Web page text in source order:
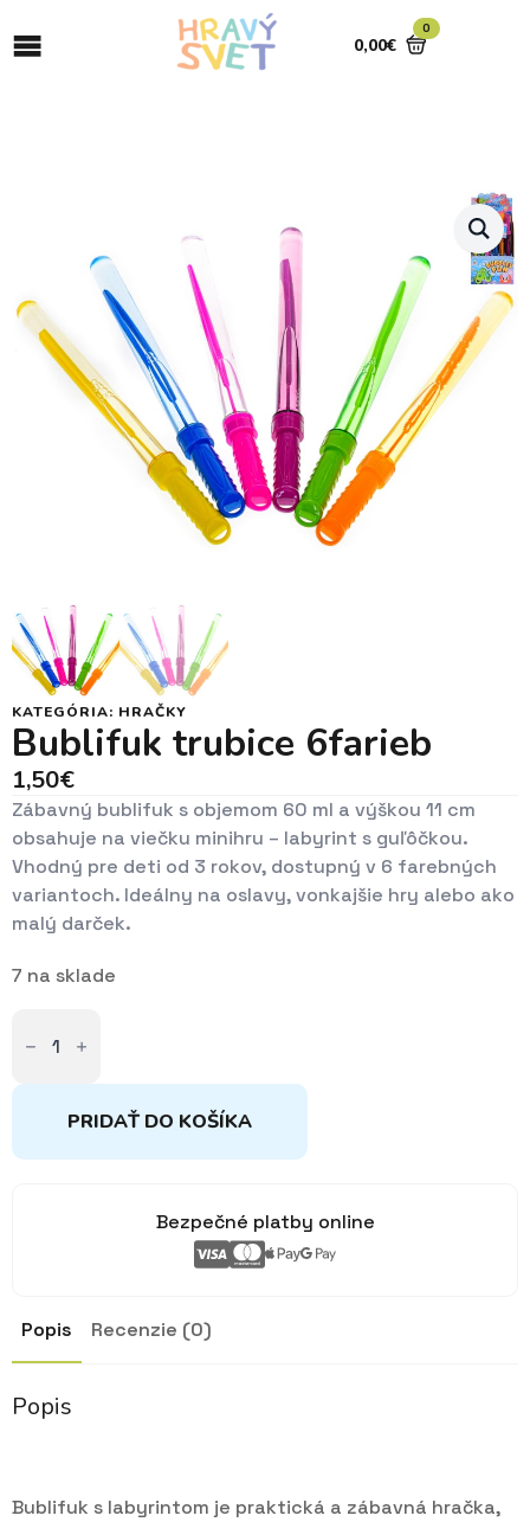
0,00€
0
KATEGÓRIA: HRAČKY
Bublifuk trubice 6farieb
1,50€
Zábavný bublifuk s objemom 60 ml a výškou 11 cm
obsahuje na viečku minihru – labyrint s guľôčkou.
Vhodný pre deti od 3 rokov, dostupný v 6 farebných
variantoch. Ideálny na oslavy, vonkajšie hry alebo ako
malý darček.
7 na sklade
Bublifuk
trubice
PRIDAŤ DO KOŠÍKA
Bezpečné platby online
Popis Recenzie (0)
Popis
Bublifuk s labyrintom je praktická a zábavná hračka,